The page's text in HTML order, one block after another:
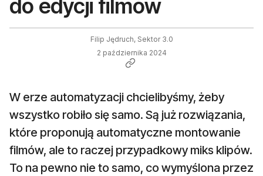
do edycji filmów
Filip Jędruch, Sektor 3.0
2 października 2024
W erze automatyzacji chcielibyśmy, żeby
wszystko robiło się samo. Są już rozwiązania,
które proponują automatyczne montowanie
filmów, ale to raczej przypadkowy miks klipów.
To na pewno nie to samo, co wymyślona przez